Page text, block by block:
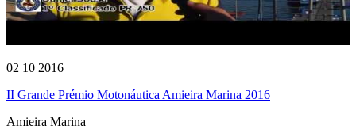
02 10 2016
II Grande Prémio Motonáutica Amieira Marina 2016
Amieira Marina